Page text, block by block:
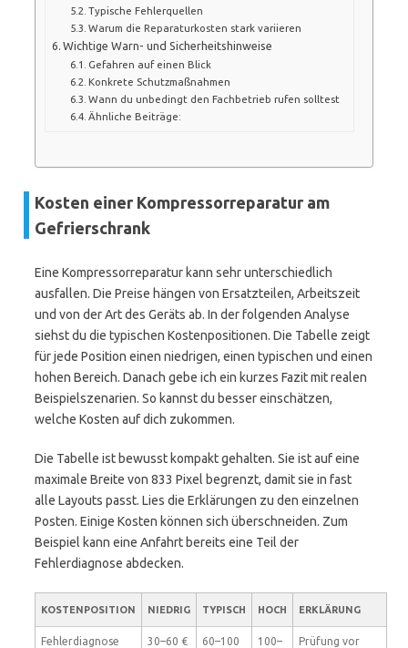
Typische Fehlerquellen
Warum die Reparaturkosten stark variieren
Wichtige Warn- und Sicherheitshinweise
Gefahren auf einen Blick
Konkrete Schutzmaßnahmen
Wann du unbedingt den Fachbetrieb rufen solltest
Ähnliche Beiträge:
Kosten einer Kompressorreparatur am
Gefrierschrank
Eine Kompressorreparatur kann sehr unterschiedlich
ausfallen. Die Preise hängen von Ersatzteilen, Arbeitszeit
und von der Art des Geräts ab. In der folgenden Analyse
siehst du die typischen Kostenpositionen. Die Tabelle zeigt
für jede Position einen niedrigen, einen typischen und einen
hohen Bereich. Danach gebe ich ein kurzes Fazit mit realen
Beispielszenarien. So kannst du besser einschätzen,
welche Kosten auf dich zukommen.
Die Tabelle ist bewusst kompakt gehalten. Sie ist auf eine
maximale Breite von 833 Pixel begrenzt, damit sie in fast
alle Layouts passt. Lies die Erklärungen zu den einzelnen
Posten. Einige Kosten können sich überschneiden. Zum
Beispiel kann eine Anfahrt bereits eine Teil der
Fehlerdiagnose abdecken.
KOSTENPOSITION NIEDRIG TYPISCH HOCH ERKLÄRUNG
Fehlerdiagnose 30–60 €
60–100
100–
Prüfung vor